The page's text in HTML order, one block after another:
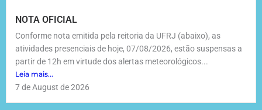
NOTA OFICIAL
Conforme nota emitida pela reitoria da UFRJ (abaixo), as
atividades presenciais de hoje, 07/08/2026, estão suspensas a
partir de 12h em virtude dos alertas meteorológicos...
Leia mais...
7 de August de 2026